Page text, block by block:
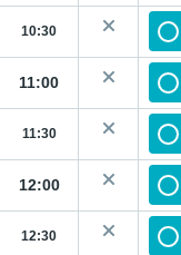
10:30
11:00
11:30
12:00
12:30